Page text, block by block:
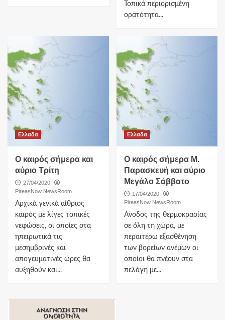
Τοπικά περιορισμένη
ορατότητα...
Ελλαδα
O καιρός σήμερα και
αύριο Τρίτη
27/04/2020
PireasNow NewsRoom
Αρχικά γενικά αίθριος
καιρός με λίγες τοπικές
νεφώσεις, οι οποίες στα
ηπειρωτικά τις
μεσημβρινές και
απογευματινές ώρες θα
αυξηθούν και...
Ελλαδα
Ο καιρός σήμερα Μ.
Παρασκευή και αύριο
Μεγάλο Σάββατο
17/04/2020
PireasNow NewsRoom
Aνοδος της θερμοκρασίας
σε όλη τη χώρα, με
περαιτέρω εξασθένηση
των βορείων ανέμων οι
οποίοι θα πνέουν στα
πελάγη με...